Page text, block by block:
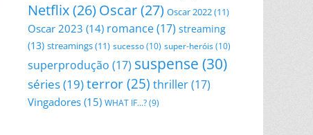
Netflix(26) Oscar(27) Oscar 2022(11)
Oscar 2023 (14) romance(17) streaming
(13) streamings(11) sucesso(10) super-heróis(10)
superprodução (17) suspense (30)
séries(19)terror(25) thriller(17)
Vingadores (15) WHAT IF...? (9)